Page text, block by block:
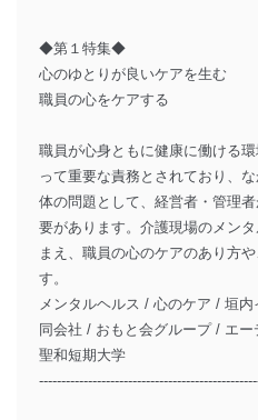
◆第１特集◆
心のゆとりが良いケアを生む
職員の心をケアする
職員が心身ともに健康に働ける
って重要な責務とされており、
体の問題として、経営者・管理
要があります。介護現場のメン
まえ、職員の心のケアのあり方
す。
メンタルヘルス / 心のケア / 垣
同会社 / おもと会グループ / エ
聖和短期大学